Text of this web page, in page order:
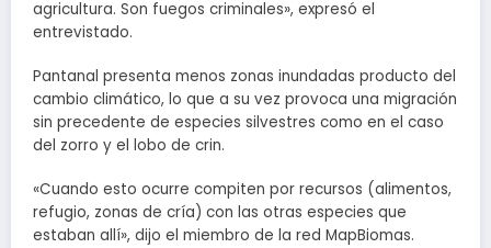
agricultura. Son fuegos criminales», expresó el
entrevistado.
Pantanal presenta menos zonas inundadas producto del
cambio climático, lo que a su vez provoca una migración
sin precedente de especies silvestres como en el caso
del zorro y el lobo de crin.
«Cuando esto ocurre compiten por recursos (alimentos,
refugio, zonas de cría) con las otras especies que
estaban allí», dijo el miembro de la red MapBiomas.